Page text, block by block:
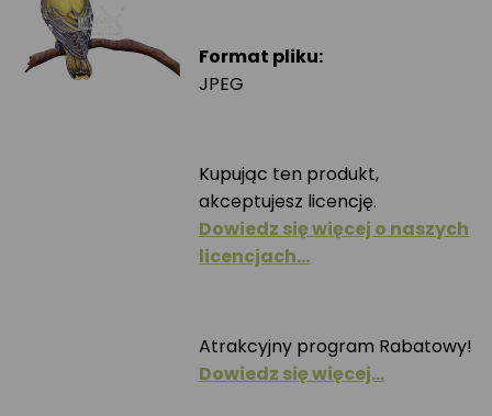
Format pliku:
JPEG
Kupując ten produkt,
akceptujesz licencję.
Dowiedz się więcej o naszych
licencjach…
Atrakcyjny program Rabatowy!
Dowiedz się więcej…